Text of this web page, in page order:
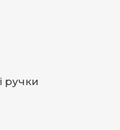
ручки